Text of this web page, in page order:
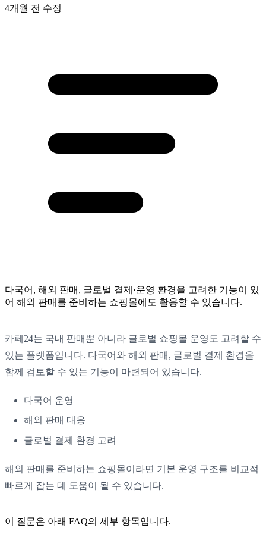
4개월 전 수정
다국어, 해외 판매, 글로벌 결제·운영 환경을 고려한 기능이 있
어 해외 판매를 준비하는 쇼핑몰에도 활용할 수 있습니다.
카페24는 국내 판매뿐 아니라 글로벌 쇼핑몰 운영도 고려할 수
있는 플랫폼입니다. 다국어와 해외 판매, 글로벌 결제 환경을
함께 검토할 수 있는 기능이 마련되어 있습니다.
다국어 운영
해외 판매 대응
글로벌 결제 환경 고려
해외 판매를 준비하는 쇼핑몰이라면 기본 운영 구조를 비교적
빠르게 잡는 데 도움이 될 수 있습니다.
이 질문은 아래 FAQ의 세부 항목입니다.